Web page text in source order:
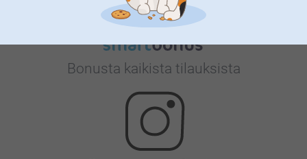
Bonusta kaikista tilauksista